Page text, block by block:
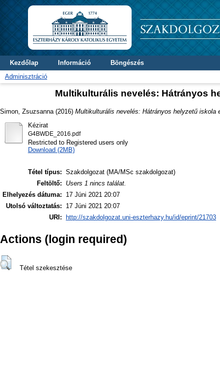
Kezdőlap Információ
Böngészés
Adminisztráció
Multikulturális nevelés: Hátrányos
Simon, Zsuzsanna (2016) Multikulturális nevelés: Hátrányos helyzetű iskola
Kézirat
G4BWDE_2016.pdf
Restricted to Registered users only
Download (2MB)
Tétel típus: Szakdolgozat (MA/MSc szakdolgozat)
Feltöltő:
Users 1 nincs találat.
Elhelyezés dátuma:
17 Júni 2021 20:07
Utolsó változtatás:
17 Júni 2021 20:07
URI:
http://szakdolgozat.uni-eszterhazy.hu/id/eprint/21703
Actions (login required)
Tétel szekesztése